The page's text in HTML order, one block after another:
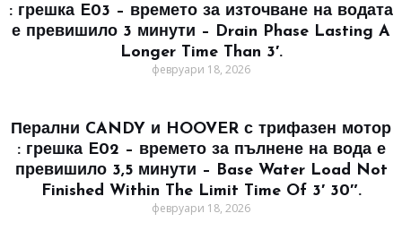
: грешка E03 – времето за източване на водата
е превишило 3 минути – Drain Phase Lasting A
Longer Time Than 3′.
февруари 18, 2026
Перални CANDY и HOOVER с трифазен мотор
: грешка E02 – времето за пълнене на вода е
превишило 3,5 минути – Base Water Load Not
Finished Within The Limit Time Of 3′ 30″.
февруари 18, 2026